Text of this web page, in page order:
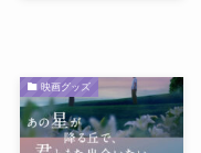
映画グッズ